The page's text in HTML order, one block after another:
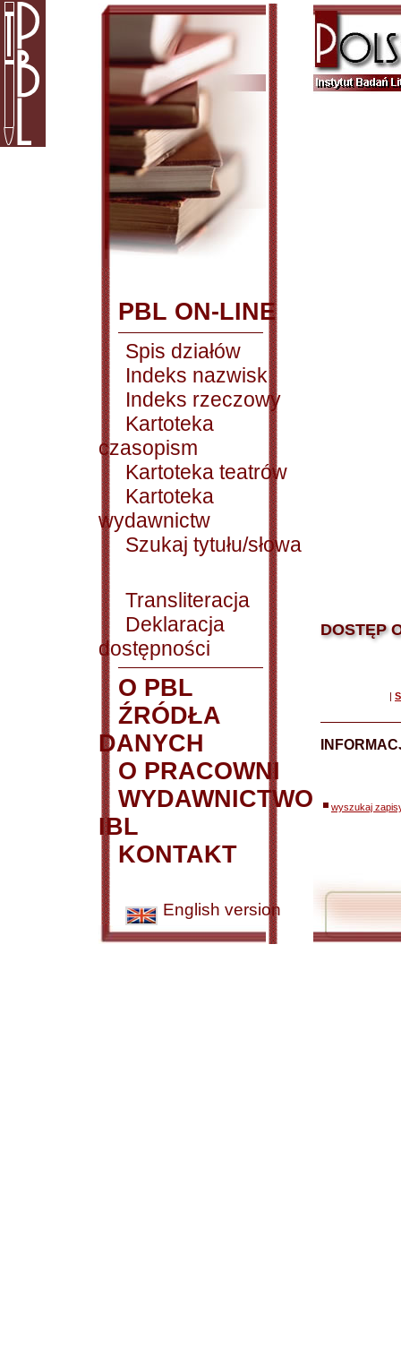
PBL ON-LINE
Spis działów
Indeks nazwisk
Indeks rzeczowy
Kartoteka
czasopism
Kartoteka teatrów
Kartoteka
wydawnictw
Szukaj tytułu/słowa
Transliteracja
Deklaracja
dostępności
O PBL
ŹRÓDŁA
DANYCH
O PRACOWNI
WYDAWNICTWO
IBL
KONTAKT
English version
DOSTĘP
|
wyszukaj